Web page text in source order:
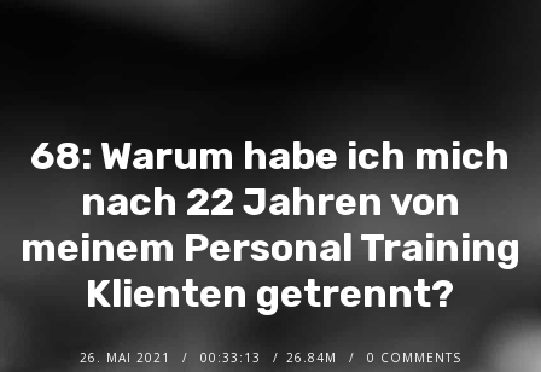
68: Warum habe ich mich
nach 22 Jahren von
meinem Personal Training
Klienten getrennt?
26. MAI 2021 00:33:13 26.84M 0 COMMENTS